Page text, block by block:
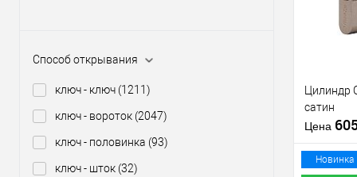
Способ открывания
ключ - ключ (1211)
ключ - вороток (2047)
ключ - половинка (93)
ключ - шток (32)
В
Уровень
Модель
Тип товара
Цилиндр
сатин
Цена
Новинка